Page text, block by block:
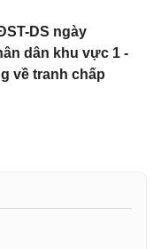
DS ngày
dân khu vực 1 -
về tranh chấp